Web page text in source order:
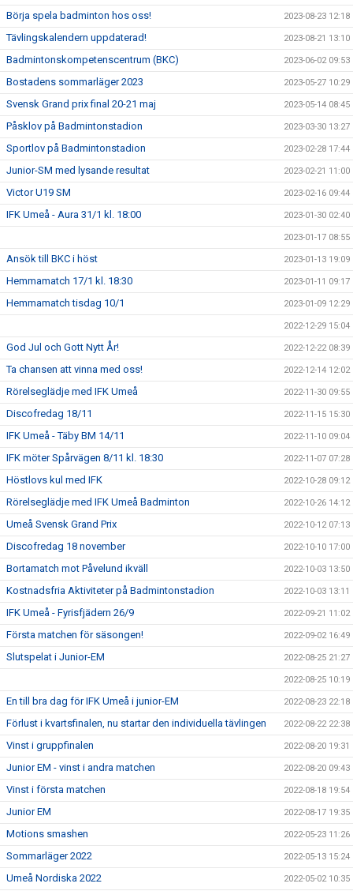
Börja spela badminton hos oss! 2023-08-23 12:18
Tävlingskalendern uppdaterad! 2023-08-21 13:10
Badmintonskompetenscentrum (BKC) 2023-06-02 09:53
Bostadens sommarläger 2023 2023-05-27 10:29
Svensk Grand prix final 20-21 maj 2023-05-14 08:45
Påsklov på Badmintonstadion 2023-03-30 13:27
Sportlov på Badmintonstadion 2023-02-28 17:44
Junior-SM med lysande resultat 2023-02-21 11:00
Victor U19 SM 2023-02-16 09:44
IFK Umeå - Aura 31/1 kl. 18:00 2023-01-30 02:40
2023-01-17 08:55
Ansök till BKC i höst 2023-01-13 19:09
Hemmamatch 17/1 kl. 18:30 2023-01-11 09:17
Hemmamatch tisdag 10/1 2023-01-09 12:29
2022-12-29 15:04
God Jul och Gott Nytt År! 2022-12-22 08:39
Ta chansen att vinna med oss! 2022-12-14 12:02
Rörelseglädje med IFK Umeå 2022-11-30 09:55
Discofredag 18/11 2022-11-15 15:30
IFK Umeå - Täby BM 14/11 2022-11-10 09:04
IFK möter Spårvägen 8/11 kl. 18:30 2022-11-07 07:28
Höstlovs kul med IFK 2022-10-28 09:12
Rörelseglädje med IFK Umeå Badminton 2022-10-26 14:12
Umeå Svensk Grand Prix 2022-10-12 07:13
Discofredag 18 november 2022-10-10 17:00
Bortamatch mot Påvelund ikväll 2022-10-03 13:50
Kostnadsfria Aktiviteter på Badmintonstadion 2022-10-03 13:11
IFK Umeå - Fyrisfjädern 26/9 2022-09-21 11:02
Första matchen för säsongen! 2022-09-02 16:49
Slutspelat i Junior-EM 2022-08-25 21:27
2022-08-25 10:19
En till bra dag för IFK Umeå i junior-EM 2022-08-23 22:18
Förlust i kvartsfinalen, nu startar den individuella tävlingen 2022-08-22 22:38
Vinst i gruppfinalen 2022-08-20 19:31
Junior EM - vinst i andra matchen 2022-08-20 09:43
Vinst i första matchen 2022-08-18 19:54
Junior EM 2022-08-17 19:35
Motions smashen 2022-05-23 11:26
Sommarläger 2022 2022-05-13 15:24
Umeå Nordiska 2022 2022-05-02 10:35